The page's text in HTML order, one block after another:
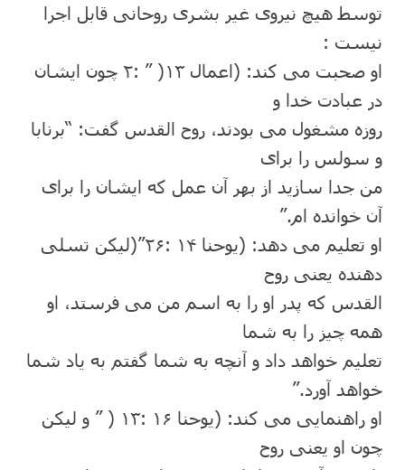
توسط ھیچ نیروی غیر بشری روحانی قابل اجرا
نیست :
او صحبت می کند: (اعمال ١٣( ” :٢ چون ایشان
در عبادت خدا و
روزه مشغول می بودند، روح القدس گفت: “برنابا
و سولس را برای
من جدا سازید از بھر آن عمل که ایشان را برای
آن خوانده ام.”
او تعلیم می دھد: (یوحنا ١۴ :٢۶”(لیکن تسلی
دھنده یعنی روح
القدس که پدر او را به اسم من می فرستد، او
ھمه چیز را به شما
تعلیم خواھد داد و آنچه به شما گفتم به یاد شما
خواھد آورد.”
او راھنمایی می کند: (یوحنا ١۶ :١٣ ( ” و لیکن
چون او یعنی روح